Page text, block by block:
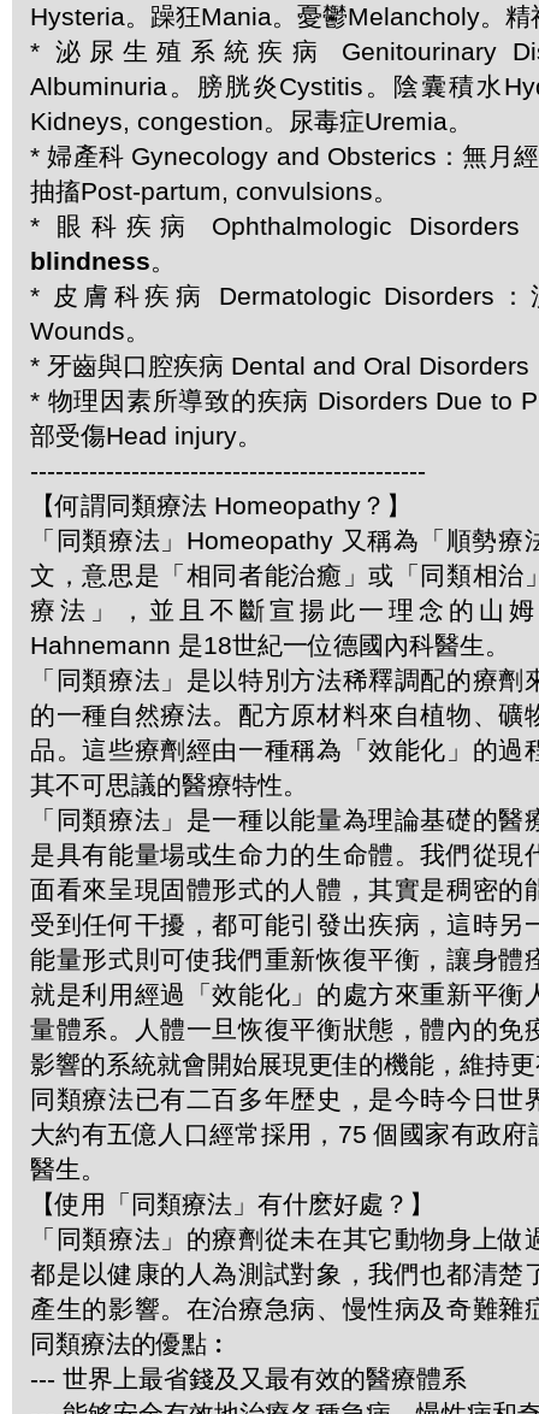
Hysteria。躁狂Mania。憂鬱Melancholy。精
* 泌尿生殖系統疾病 Genitourinary
Albuminuria。膀胱炎Cystitis。陰囊積水
Kidneys, congestion。尿毒症Uremia。
* 婦產科 Gynecology and Obsterics：無月
抽搐Post-partum, convulsions。
* 眼科疾病 Ophthalmologic Disorders
blindness。
* 皮膚科疾病 Dermatologic Disorders
Wounds。
* 牙齒與口腔疾病 Dental and Oral Disorders
* 物理因素所導致的疾病 Disorders Due to
部受傷Head injury。
-----------------------------------------------
【何謂同類療法 Homeopathy？】
「同類療法」Homeopathy 又稱為「順勢療
文，意思是「相同者能治癒」或「同類相治
療法」，並且不斷宣揚此一理念的山
Hahnemann 是18世紀一位德國內科醫生。
「同類療法」是以特別方法稀釋調配的療劑
的一種自然療法。配方原材料來自植物、礦
品。這些療劑經由一種稱為「效能化」的過
其不可思議的醫療特性。
「同類療法」是一種以能量為理論基礎的醫
是具有能量場或生命力的生命體。我們從現
面看來呈現固體形式的人體，其實是稠密的
受到任何干擾，都可能引發出疾病，這時另
能量形式則可使我們重新恢復平衡，讓身體
就是利用經過「效能化」的處方來重新平衡
量體系。人體一旦恢復平衡狀態，體內的免
影響的系統就會開始展現更佳的機能，維持
同類療法已有二百多年歴史，是今時今日世
大約有五億人口經常採用，75 個國家有政府
醫生。
【使用「同類療法」有什麽好處？】
「同類療法」的療劑從未在其它動物身上做
都是以健康的人為測試對象，我們也都清楚
產生的影響。在治療急病、慢性病及奇難雜
同類療法的優點︰
--- 世界上最省錢及又最有效的醫療體系